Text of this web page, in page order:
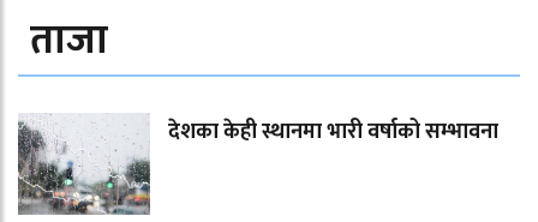
ताजा
देशका केही स्थानमा भारी वर्षाको सम्भावना